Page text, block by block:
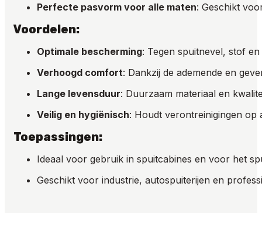
Perfecte pasvorm voor alle maten: Geschikt
Voordelen:
Optimale bescherming: Tegen spuitnevel, stof
Verhoogd comfort: Dankzij de ademende en
Lange levensduur: Duurzaam materiaal en
Veilig en hygiënisch: Houdt verontreinigingen
Toepassingen:
Ideaal voor gebruik in spuitcabines en voor het
Geschikt voor industrie, autospuiterijen en